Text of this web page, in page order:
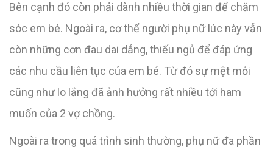
Bên cạnh đó còn phải dành nhiều thời gian để chăm
sóc em bé. Ngoài ra, cơ thể người phụ nữ lúc này vẫn
còn những cơn đau dai dẳng, thiếu ngủ để đáp ứng
các nhu cầu liên tục của em bé. Từ đó sự mệt mỏi
cũng như lo lắng đã ảnh hưởng rất nhiều tới ham
muốn của 2 vợ chồng.
Ngoài ra trong quá trình sinh thường, phụ nữ đa phần